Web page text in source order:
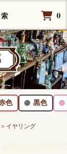
0
色 黒色
＞イヤリング